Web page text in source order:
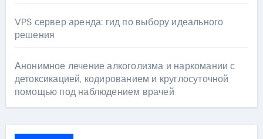
VPS сервер аренда: гид по выбору идеального
решения
Анонимное лечение алкоголизма и наркомании с
детоксикацией, кодированием и круглосуточной
помощью под наблюдением врачей